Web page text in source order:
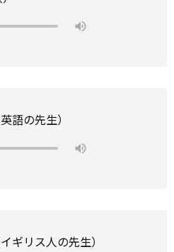
語の先生）
ギリス人の先生）